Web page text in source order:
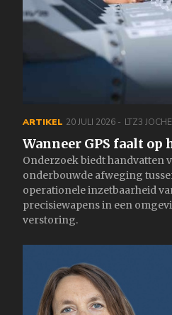
ARTIKEL 20 JULI 2026 LTZ3
Wanneer GPS faalt op
Onderzoek biedt handvatten
onderbouwde afweging
operationele inzetbaarheid
precisiewapens in een
verstoring.